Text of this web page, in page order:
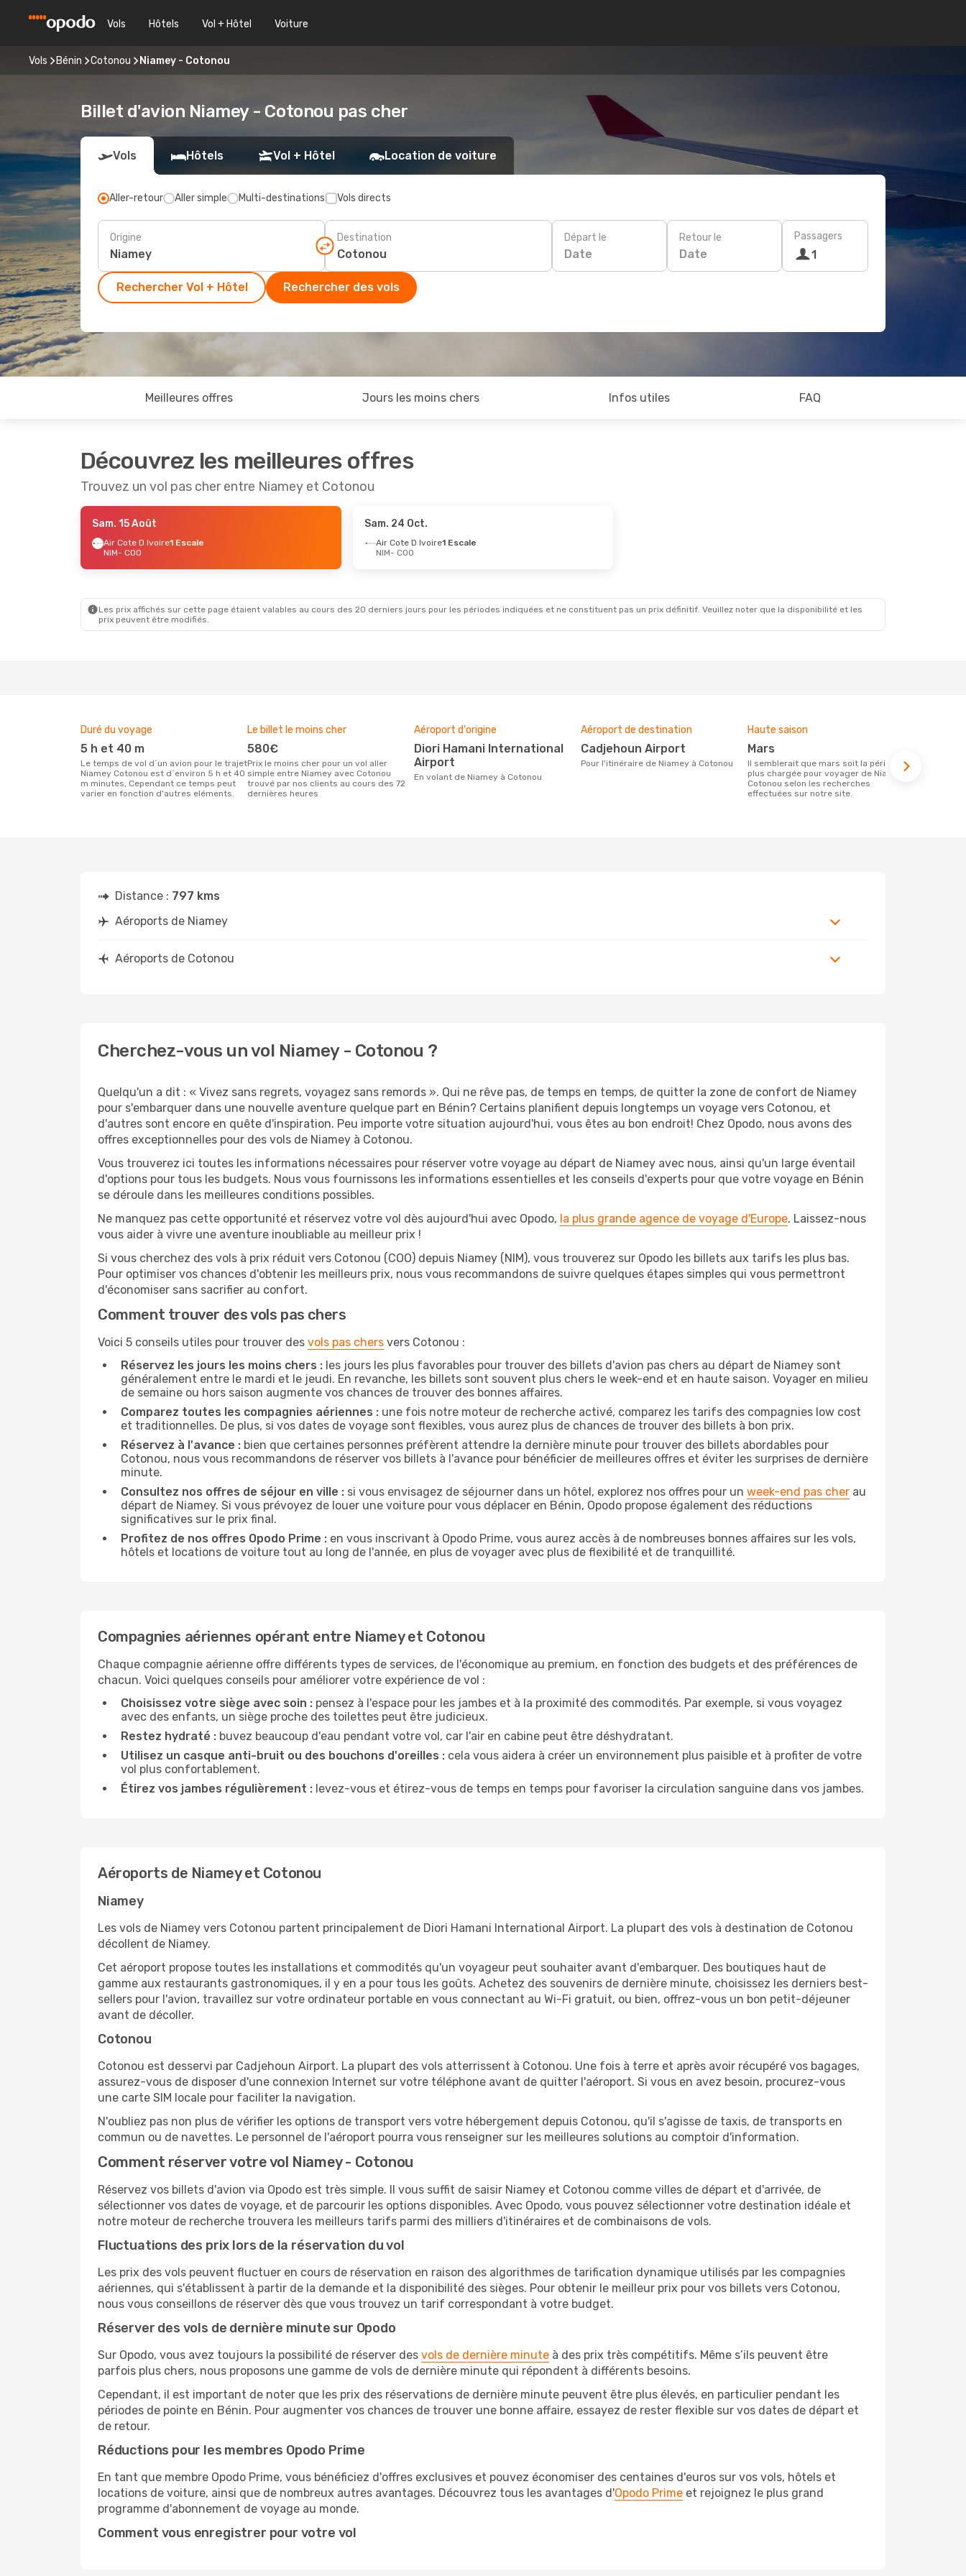
Vols Hôtels Vol + Hôtel Voiture
Vols Bénin Cotonou Niamey - Cotonou
Billet d'avion Niamey - Cotonou pas cher
Vols Hôtels Vol + Hôtel Location de voiture
Aller-retour Aller simple Multi-destinations Vols directs
Origine Destination Départ le
Date
Retour le
Date
Passagers
1
Rechercher Vol + Hôtel Rechercher des vols
Meilleures offres Jours les moins chers Infos utiles FAQ
Découvrez les meilleures offres
Trouvez un vol pas cher entre Niamey et Cotonou
Sam. 15 Août
Air Cote D Ivoire1 Escale
NIM- COO
Sam. 24 Oct.
Air Cote D Ivoire1 Escale
NIM- COO
Les prix affichés sur cette page étaient valables au cours des 20 derniers jours pour les périodes indiquées et ne constituent pas un prix définitif. Veuillez noter que la disponibilité et les
prix peuvent être modifiés.
Duré du voyage
5 h et 40 m
Le temps de vol d´un avion pour le trajet
Niamey Cotonou est d´environ 5 h et 40
m minutes, Cependant ce temps peut
varier en fonction d'autres eléments.
Le billet le moins cher
580€
Prix le moins cher pour un vol aller
simple entre Niamey avec Cotonou
trouvé par nos clients au cours des 72
dernières heures
Aéroport d'origine
Diori Hamani International
Airport
En volant de Niamey à Cotonou
Aéroport de destination
Cadjehoun Airport
Pour l'itinéraire de Niamey à Cotonou
Haute saison
mars
Il semblerait que mars soit la période la
plus chargée pour voyager de Niamey à
Cotonou selon les recherches
effectuées sur notre site.
Distance : 797 kms
Aéroports de Niamey
Aéroports de Cotonou
Cherchez-vous un vol Niamey - Cotonou ?
Quelqu'un a dit : « Vivez sans regrets, voyagez sans remords ». Qui ne rêve pas, de temps en temps, de quitter la zone de confort de Niamey
pour s'embarquer dans une nouvelle aventure quelque part en Bénin? Certains planifient depuis longtemps un voyage vers Cotonou, et
d'autres sont encore en quête d'inspiration. Peu importe votre situation aujourd'hui, vous êtes au bon endroit! Chez Opodo, nous avons des
offres exceptionnelles pour des vols de Niamey à Cotonou.
Vous trouverez ici toutes les informations nécessaires pour réserver votre voyage au départ de Niamey avec nous, ainsi qu'un large éventail
d'options pour tous les budgets. Nous vous fournissons les informations essentielles et les conseils d'experts pour que votre voyage en Bénin
se déroule dans les meilleures conditions possibles.
Ne manquez pas cette opportunité et réservez votre vol dès aujourd'hui avec Opodo, la plus grande agence de voyage d'Europe. Laissez-nous
vous aider à vivre une aventure inoubliable au meilleur prix !
Si vous cherchez des vols à prix réduit vers Cotonou (COO) depuis Niamey (NIM), vous trouverez sur Opodo les billets aux tarifs les plus bas.
Pour optimiser vos chances d'obtenir les meilleurs prix, nous vous recommandons de suivre quelques étapes simples qui vous permettront
d'économiser sans sacrifier au confort.
Comment trouver des vols pas chers
Voici 5 conseils utiles pour trouver des vols pas chers vers Cotonou :
Réservez les jours les moins chers : les jours les plus favorables pour trouver des billets d'avion pas chers au départ de Niamey sont
généralement entre le mardi et le jeudi. En revanche, les billets sont souvent plus chers le week-end et en haute saison. Voyager en milieu
de semaine ou hors saison augmente vos chances de trouver des bonnes affaires.
Comparez toutes les compagnies aériennes : une fois notre moteur de recherche activé, comparez les tarifs des compagnies low cost
et traditionnelles. De plus, si vos dates de voyage sont flexibles, vous aurez plus de chances de trouver des billets à bon prix.
Réservez à l'avance : bien que certaines personnes préfèrent attendre la dernière minute pour trouver des billets abordables pour
Cotonou, nous vous recommandons de réserver vos billets à l'avance pour bénéficier de meilleures offres et éviter les surprises de dernière
minute.
Consultez nos offres de séjour en ville : si vous envisagez de séjourner dans un hôtel, explorez nos offres pour un week-end pas cher au
départ de Niamey. Si vous prévoyez de louer une voiture pour vous déplacer en Bénin, Opodo propose également des réductions
significatives sur le prix final.
Profitez de nos offres Opodo Prime : en vous inscrivant à Opodo Prime, vous aurez accès à de nombreuses bonnes affaires sur les vols,
hôtels et locations de voiture tout au long de l'année, en plus de voyager avec plus de flexibilité et de tranquillité.
Compagnies aériennes opérant entre Niamey et Cotonou
Chaque compagnie aérienne offre différents types de services, de l'économique au premium, en fonction des budgets et des préférences de
chacun. Voici quelques conseils pour améliorer votre expérience de vol :
Choisissez votre siège avec soin : pensez à l'espace pour les jambes et à la proximité des commodités. Par exemple, si vous voyagez
avec des enfants, un siège proche des toilettes peut être judicieux.
Restez hydraté : buvez beaucoup d'eau pendant votre vol, car l'air en cabine peut être déshydratant.
Utilisez un casque anti-bruit ou des bouchons d'oreilles : cela vous aidera à créer un environnement plus paisible et à profiter de votre
vol plus confortablement.
Étirez vos jambes régulièrement : levez-vous et étirez-vous de temps en temps pour favoriser la circulation sanguine dans vos jambes.
Aéroports de Niamey et Cotonou
Niamey
Les vols de Niamey vers Cotonou partent principalement de Diori Hamani International Airport. La plupart des vols à destination de Cotonou
décollent de Niamey.
Cet aéroport propose toutes les installations et commodités qu'un voyageur peut souhaiter avant d'embarquer. Des boutiques haut de
gamme aux restaurants gastronomiques, il y en a pour tous les goûts. Achetez des souvenirs de dernière minute, choisissez les derniers best-
sellers pour l'avion, travaillez sur votre ordinateur portable en vous connectant au Wi-Fi gratuit, ou bien, offrez-vous un bon petit-déjeuner
avant de décoller.
Cotonou
Cotonou est desservi par Cadjehoun Airport. La plupart des vols atterrissent à Cotonou. Une fois à terre et après avoir récupéré vos bagages,
assurez-vous de disposer d'une connexion Internet sur votre téléphone avant de quitter l'aéroport. Si vous en avez besoin, procurez-vous
une carte SIM locale pour faciliter la navigation.
N'oubliez pas non plus de vérifier les options de transport vers votre hébergement depuis Cotonou, qu'il s'agisse de taxis, de transports en
commun ou de navettes. Le personnel de l'aéroport pourra vous renseigner sur les meilleures solutions au comptoir d'information.
Comment réserver votre vol Niamey - Cotonou
Réservez vos billets d'avion via Opodo est très simple. Il vous suffit de saisir Niamey et Cotonou comme villes de départ et d'arrivée, de
sélectionner vos dates de voyage, et de parcourir les options disponibles. Avec Opodo, vous pouvez sélectionner votre destination idéale et
notre moteur de recherche trouvera les meilleurs tarifs parmi des milliers d'itinéraires et de combinaisons de vols.
Fluctuations des prix lors de la réservation du vol
Les prix des vols peuvent fluctuer en cours de réservation en raison des algorithmes de tarification dynamique utilisés par les compagnies
aériennes, qui s'établissent à partir de la demande et la disponibilité des sièges. Pour obtenir le meilleur prix pour vos billets vers Cotonou,
nous vous conseillons de réserver dès que vous trouvez un tarif correspondant à votre budget.
Réserver des vols de dernière minute sur Opodo
Sur Opodo, vous avez toujours la possibilité de réserver des vols de dernière minute à des prix très compétitifs. Même s’ils peuvent être
parfois plus chers, nous proposons une gamme de vols de dernière minute qui répondent à différents besoins.
Cependant, il est important de noter que les prix des réservations de dernière minute peuvent être plus élevés, en particulier pendant les
périodes de pointe en Bénin. Pour augmenter vos chances de trouver une bonne affaire, essayez de rester flexible sur vos dates de départ et
de retour.
Réductions pour les membres Opodo Prime
En tant que membre Opodo Prime, vous bénéficiez d'offres exclusives et pouvez économiser des centaines d'euros sur vos vols, hôtels et
locations de voiture, ainsi que de nombreux autres avantages. Découvrez tous les avantages d'Opodo Prime et rejoignez le plus grand
programme d'abonnement de voyage au monde.
Comment vous enregistrer pour votre vol